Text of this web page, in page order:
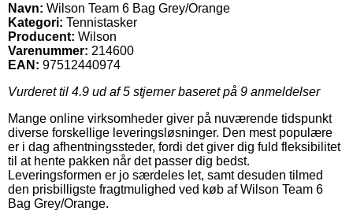
Navn: Wilson Team 6 Bag Grey/Orange
Kategori: Tennistasker
Producent: Wilson
Varenummer: 214600
EAN: 97512440974
Vurderet til 4.9 ud af 5 stjerner baseret på 9 anmeldelser
Mange online virksomheder giver på nuværende tidspunkt
diverse forskellige leveringsløsninger. Den mest populære
er i dag afhentningssteder, fordi det giver dig fuld fleksibilitet
til at hente pakken når det passer dig bedst.
Leveringsformen er jo særdeles let, samt desuden tilmed
den prisbilligste fragtmulighed ved køb af Wilson Team 6
Bag Grey/Orange.